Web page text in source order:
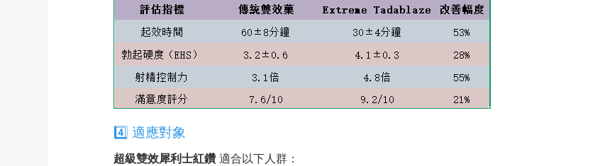
4️⃣ 適應對象
超級雙效犀利士紅鑽適合以下人群：